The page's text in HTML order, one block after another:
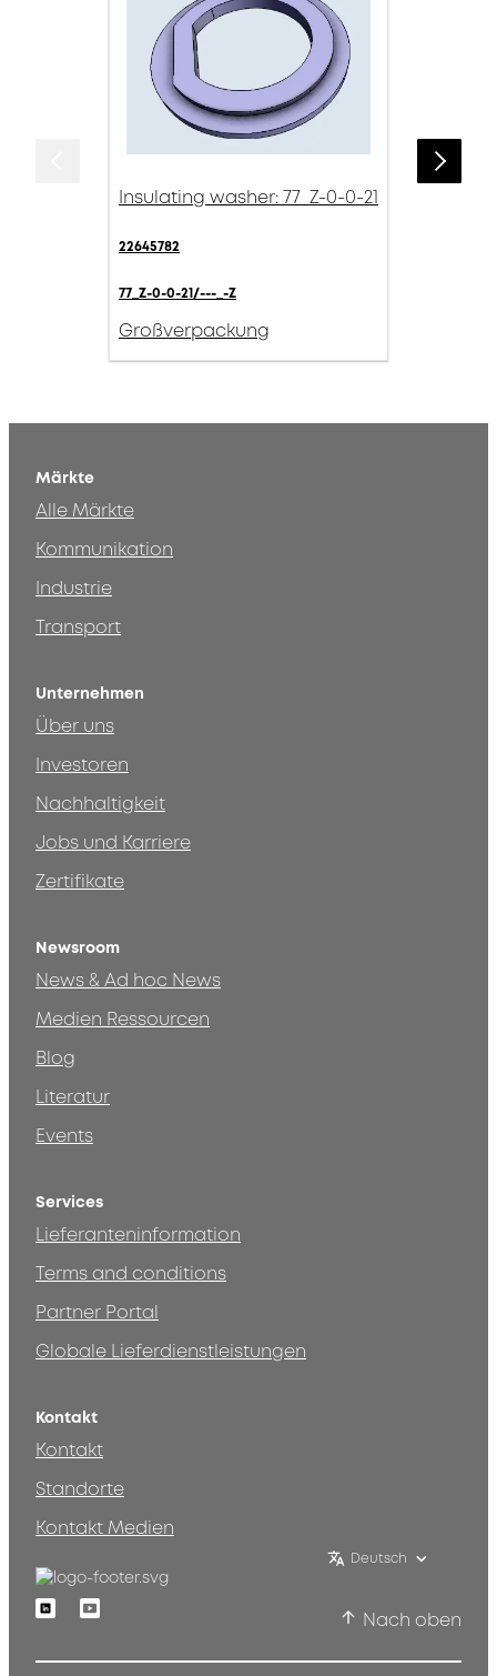
Insulating washer: 77_Z-0-0-21
22645782
77_Z-0-0-21/---_-Z
Großverpackung
Märkte
Alle Märkte
Kommunikation
Industrie
Transport
Unternehmen
Über uns
Investoren
Nachhaltigkeit
Jobs und Karriere
Zertifikate
Newsroom
News & Ad hoc News
Medien Ressourcen
Blog
Literatur
Events
Services
Lieferanteninformation
Terms and conditions
Partner Portal
Globale Lieferdienstleistungen
Kontakt
Kontakt
Standorte
Kontakt Medien
Deutsch
LinkedinYoutube
Nach oben